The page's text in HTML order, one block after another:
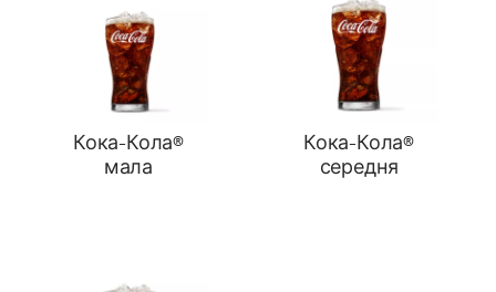
Кока-Кола®
мала
Кока-Кола®
середня